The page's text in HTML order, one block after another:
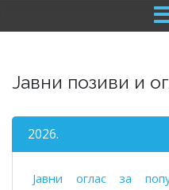
Јавни позиви и
2026.
Јавни оглас за